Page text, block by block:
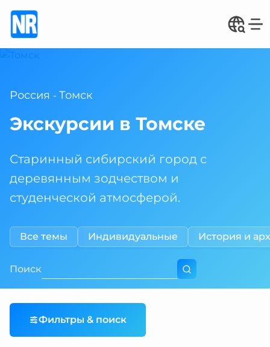
Россия - Томск
Экскурсии в Томске
Старинный сибирский город с
деревянным зодчеством и
студенческой атмосферой.
Все темы Индивидуальные История и
Поиск
Фильтры & поиск